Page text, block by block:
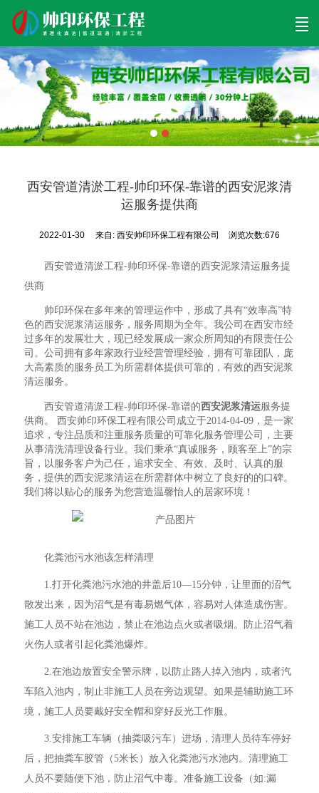
首页 清理工程 清淤工程 污泥工程 清淤检测
西安管道清淤工程-帅印环保-靠谱的西安泥浆清
运服务提供商
2022-01-30 来自:西安帅印环保工程有限公司 浏览次数:676
西安管道清淤工程-帅印环保-靠谱的西安泥浆清运服务提
供商
帅印环保在多年来的管理运作中，形成了具有“效率高”特
色的西安泥浆清运服务，服务周期为全年。我公司在西安市经
过多年的发展壮大，现已经发展成一家众所周知的有限责任公
司。公司拥有多年家政行业经营管理经验，拥有可靠团队，庞
大高素质的服务员工为所需群体提供可靠的，有效的西安泥浆
清运服务。
西安管道清淤工程-帅印环保-靠谱的西安泥浆清运服务提
供商。 西安帅印环保工程有限公司成立于2014-04-09，是一家
追求，专注品质和注重服务质量的可靠化服务管理公司，主要
从事清洗清理设备行业。我们秉承“真诚服务，顾客至上”的宗
旨，以服务客户为己任，追求安全、有效、及时、认真的服
务，提供的西安泥浆清运在所需群体中树立了良好的的口碑。
我们将以贴心的服务为您营造温馨怡人的居家环境！
化粪池污水池该怎样清理
1.打开化粪池污水池的井盖后10—15分钟，让里面的沼气
散发出来，因为沼气是有毒易燃气体，容易对人体造成伤害。
施工人员不站在池边，禁止在池边点火或者吸烟。防止沼气着
火伤人或者引起化粪池爆炸。
2.在池边放置安全警示牌，以防止路人掉入池内，或者汽
车陷入池内，制止非施工人员在旁边观望。如果是辅助施工环
境，施工人员要戴好安全帽和穿好反光工作服。
3.安排施工车辆（抽粪吸污车）进场，清理人员待车停好
后，把抽粪车胶管（5米长）放入化粪池污水池内。清理施工
人员不要随便下池，防止沼气中毒。准备施工设备（如:漏